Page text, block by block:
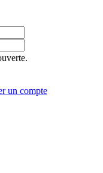
un compte